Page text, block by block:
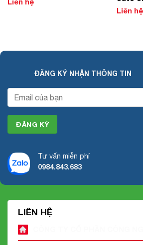
Liên hệ
ĐĂNG KÝ NHẬN THÔNG TIN
Tư vấn miễn phí
0984.843.683
LIÊN HỆ